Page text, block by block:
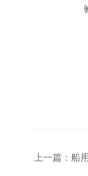
上一篇： 船